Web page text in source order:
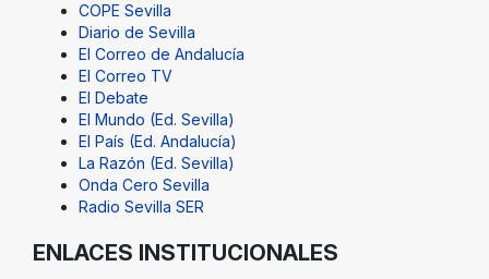
COPE Sevilla
Diario de Sevilla
El Correo de Andalucía
El Correo TV
El Debate
El Mundo (Ed. Sevilla)
El País (Ed. Andalucía)
La Razón (Ed. Sevilla)
Onda Cero Sevilla
Radio Sevilla SER
ENLACES INSTITUCIONALES